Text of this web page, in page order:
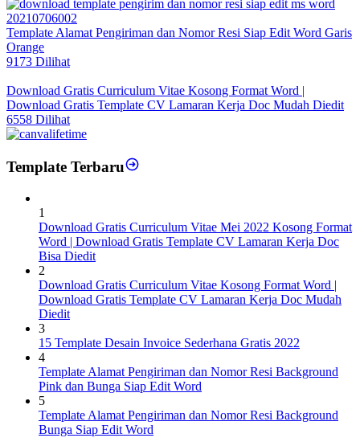
Template Alamat Pengiriman dan Nomor Resi Siap Edit Word Garis
Orange
9173 Dilihat
Download Gratis Curriculum Vitae Kosong Format Word |
Download Gratis Template CV Lamaran Kerja Doc Mudah Diedit
6558 Dilihat
Template Terbaru
1
Download Gratis Curriculum Vitae Mei 2022 Kosong Format
Word | Download Gratis Template CV Lamaran Kerja Doc
Bisa Diedit
2
Download Gratis Curriculum Vitae Kosong Format Word |
Download Gratis Template CV Lamaran Kerja Doc Mudah
Diedit
3
15 Template Desain Invoice Sederhana Gratis 2022
4
Template Alamat Pengiriman dan Nomor Resi Background
Pink dan Bunga Siap Edit Word
5
Template Alamat Pengiriman dan Nomor Resi Background
Bunga Siap Edit Word